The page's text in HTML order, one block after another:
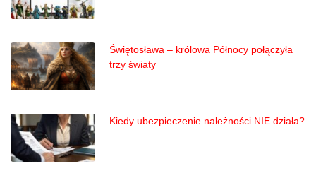
Świętosława – królowa Północy połączyła
trzy światy
Kiedy ubezpieczenie należności NIE działa?